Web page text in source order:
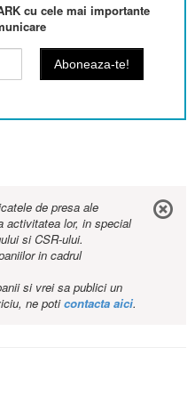
cu cele mai importante
de presa ale
activitatea lor, in special
si CSR-ului.
in cadrul
si vrei sa publici un
ne poticontacta aici.